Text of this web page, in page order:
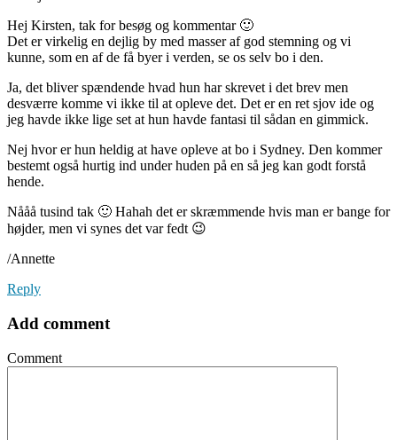
Hej Kirsten, tak for besøg og kommentar 🙂
Det er virkelig en dejlig by med masser af god stemning og vi
kunne, som en af de få byer i verden, se os selv bo i den.
Ja, det bliver spændende hvad hun har skrevet i det brev men
desværre komme vi ikke til at opleve det. Det er en ret sjov ide og
jeg havde ikke lige set at hun havde fantasi til sådan en gimmick.
Nej hvor er hun heldig at have opleve at bo i Sydney. Den kommer
bestemt også hurtig ind under huden på en så jeg kan godt forstå
hende.
Nååå tusind tak 🙂 Hahah det er skræmmende hvis man er bange for
højder, men vi synes det var fedt 😉
/Annette
Reply
Add comment
Comment